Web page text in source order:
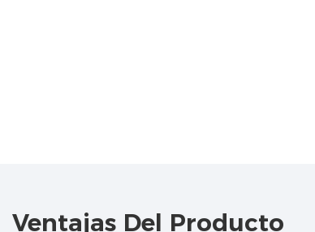
Ventajas Del Producto